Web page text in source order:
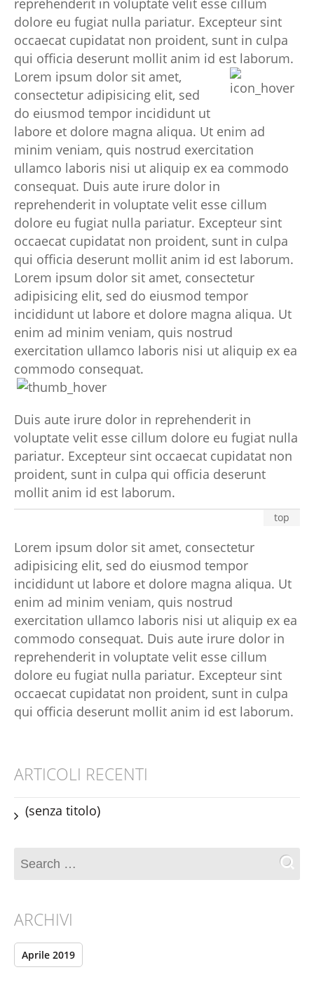
reprehenderit in voluptate velit esse cillum
dolore eu fugiat nulla pariatur. Excepteur sint
occaecat cupidatat non proident, sunt in culpa
qui officia deserunt mollit anim id est laborum.
Lorem ipsum dolor sit amet,
consectetur adipisicing elit, sed
do eiusmod tempor incididunt ut
labore et dolore magna aliqua. Ut enim ad
minim veniam, quis nostrud exercitation
ullamco laboris nisi ut aliquip ex ea commodo
consequat. Duis aute irure dolor in
reprehenderit in voluptate velit esse cillum
dolore eu fugiat nulla pariatur. Excepteur sint
occaecat cupidatat non proident, sunt in culpa
qui officia deserunt mollit anim id est laborum.
Lorem ipsum dolor sit amet, consectetur
adipisicing elit, sed do eiusmod tempor
incididunt ut labore et dolore magna aliqua. Ut
enim ad minim veniam, quis nostrud
exercitation ullamco laboris nisi ut aliquip ex ea
commodo consequat.
Duis aute irure dolor in reprehenderit in
voluptate velit esse cillum dolore eu fugiat nulla
pariatur. Excepteur sint occaecat cupidatat non
proident, sunt in culpa qui officia deserunt
mollit anim id est laborum.
top
Lorem ipsum dolor sit amet, consectetur
adipisicing elit, sed do eiusmod tempor
incididunt ut labore et dolore magna aliqua. Ut
enim ad minim veniam, quis nostrud
exercitation ullamco laboris nisi ut aliquip ex ea
commodo consequat. Duis aute irure dolor in
reprehenderit in voluptate velit esse cillum
dolore eu fugiat nulla pariatur. Excepteur sint
occaecat cupidatat non proident, sunt in culpa
qui officia deserunt mollit anim id est laborum.
ARTICOLI RECENTI
(senza titolo)
ARCHIVI
Aprile 2019